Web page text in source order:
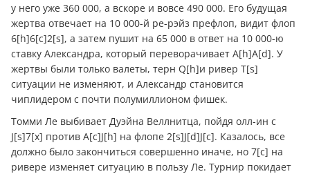
у него уже 360 000, а вскоре и вовсе 490 000. Его будущая
жертва отвечает на 10 000-й ре-рэйз префлоп, видит флоп
6[h]6[c]2[s], а затем пушит на 65 000 в ответ на 10 000-ю
ставку Александра, который переворачивает A[h]A[d]. У
жертвы были только валеты, терн Q[h]и ривер T[s]
ситуации не изменяют, и Александр становится
чиплидером с почти полумиллионом фишек.
Томми Ле выбивает Дуэйна Веллнитца, пойдя олл-ин с
J[s]7[x] против A[c]J[h] на флопе 2[s]J[d]J[c]. Казалось, все
должно было закончиться совершенно иначе, но 7[c] на
ривере изменяет ситуацию в пользу Ле. Турнир покидает